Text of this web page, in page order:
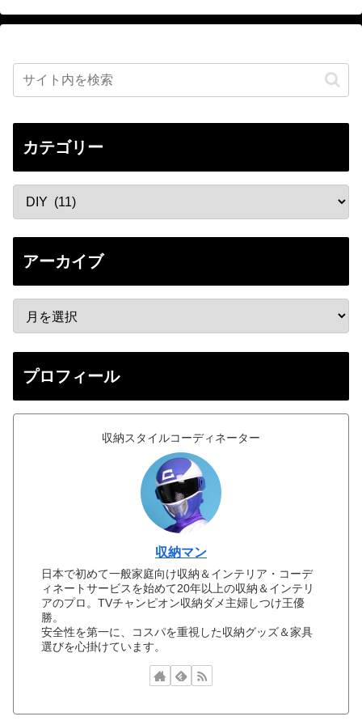
カテゴリー
アーカイブ
プロフィール
収納スタイルコーディネーター
収納マン
日本で初めて一般家庭向け収納＆インテリア・コーデ
ィネートサービスを始めて20年以上の収納＆インテリ
アのプロ。TVチャンピオン収納ダメ主婦しつけ王優
勝。
安全性を第一に、コスパを重視した収納グッズ＆家具
選びを心掛けています。